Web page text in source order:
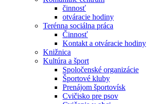
činnosť
otváracie hodiny
Terénna sociálna práca
Činnosť
Kontakt a otváracie hodiny
Knižnica
Kultúra a šport
Spoločenské organizácie
Športové kluby
Prenájom športovísk
Cvičisko pre psov